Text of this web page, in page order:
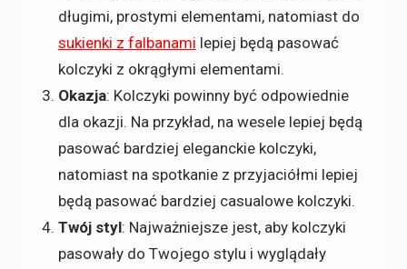
długimi, prostymi elementami, natomiast do
sukienki z falbanami lepiej będą pasować
kolczyki z okrągłymi elementami.
Okazja: Kolczyki powinny być odpowiednie
dla okazji. Na przykład, na wesele lepiej będą
pasować bardziej eleganckie kolczyki,
natomiast na spotkanie z przyjaciółmi lepiej
będą pasować bardziej casualowe kolczyki.
Twój styl: Najważniejsze jest, aby kolczyki
pasowały do Twojego stylu i wyglądały